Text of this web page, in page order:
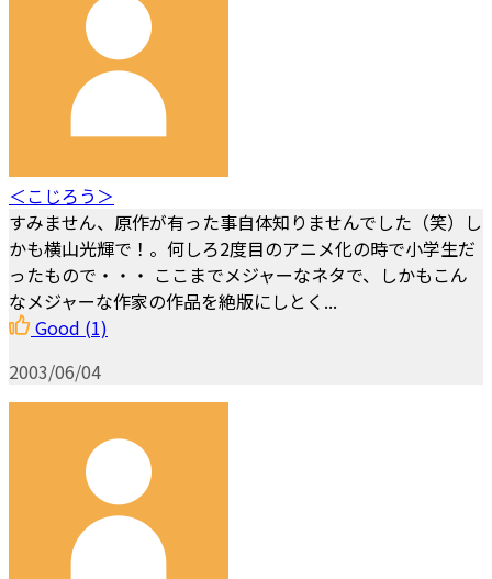
＜こじろう＞
すみません、原作が有った事自体知りませんでした（笑）し
かも横山光輝で！。何しろ2度目のアニメ化の時で小学生だ
ったもので・・・ ここまでメジャーなネタで、しかもこん
なメジャーな作家の作品を絶版にしとく...
Good (1)
2003/06/04